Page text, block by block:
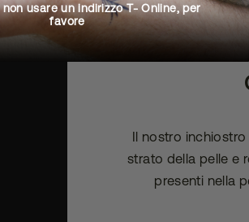
IL
Il nostro
strato della pelle e
presenti nella
usare un indirizzo T- Online, per
favore